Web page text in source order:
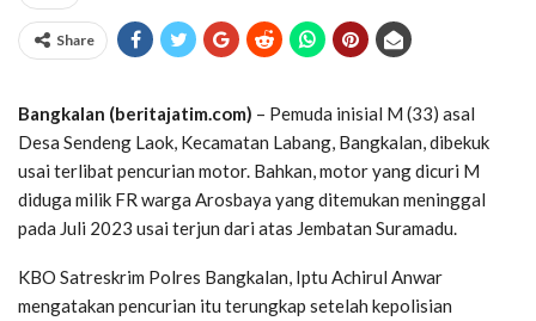
Share
Bangkalan (beritajatim.com) – Pemuda inisial M (33) asal
Desa Sendeng Laok, Kecamatan Labang, Bangkalan, dibekuk
usai terlibat pencurian motor. Bahkan, motor yang dicuri M
diduga milik FR warga Arosbaya yang ditemukan meninggal
pada Juli 2023 usai terjun dari atas Jembatan Suramadu.
KBO Satreskrim Polres Bangkalan, Iptu Achirul Anwar
mengatakan pencurian itu terungkap setelah kepolisian